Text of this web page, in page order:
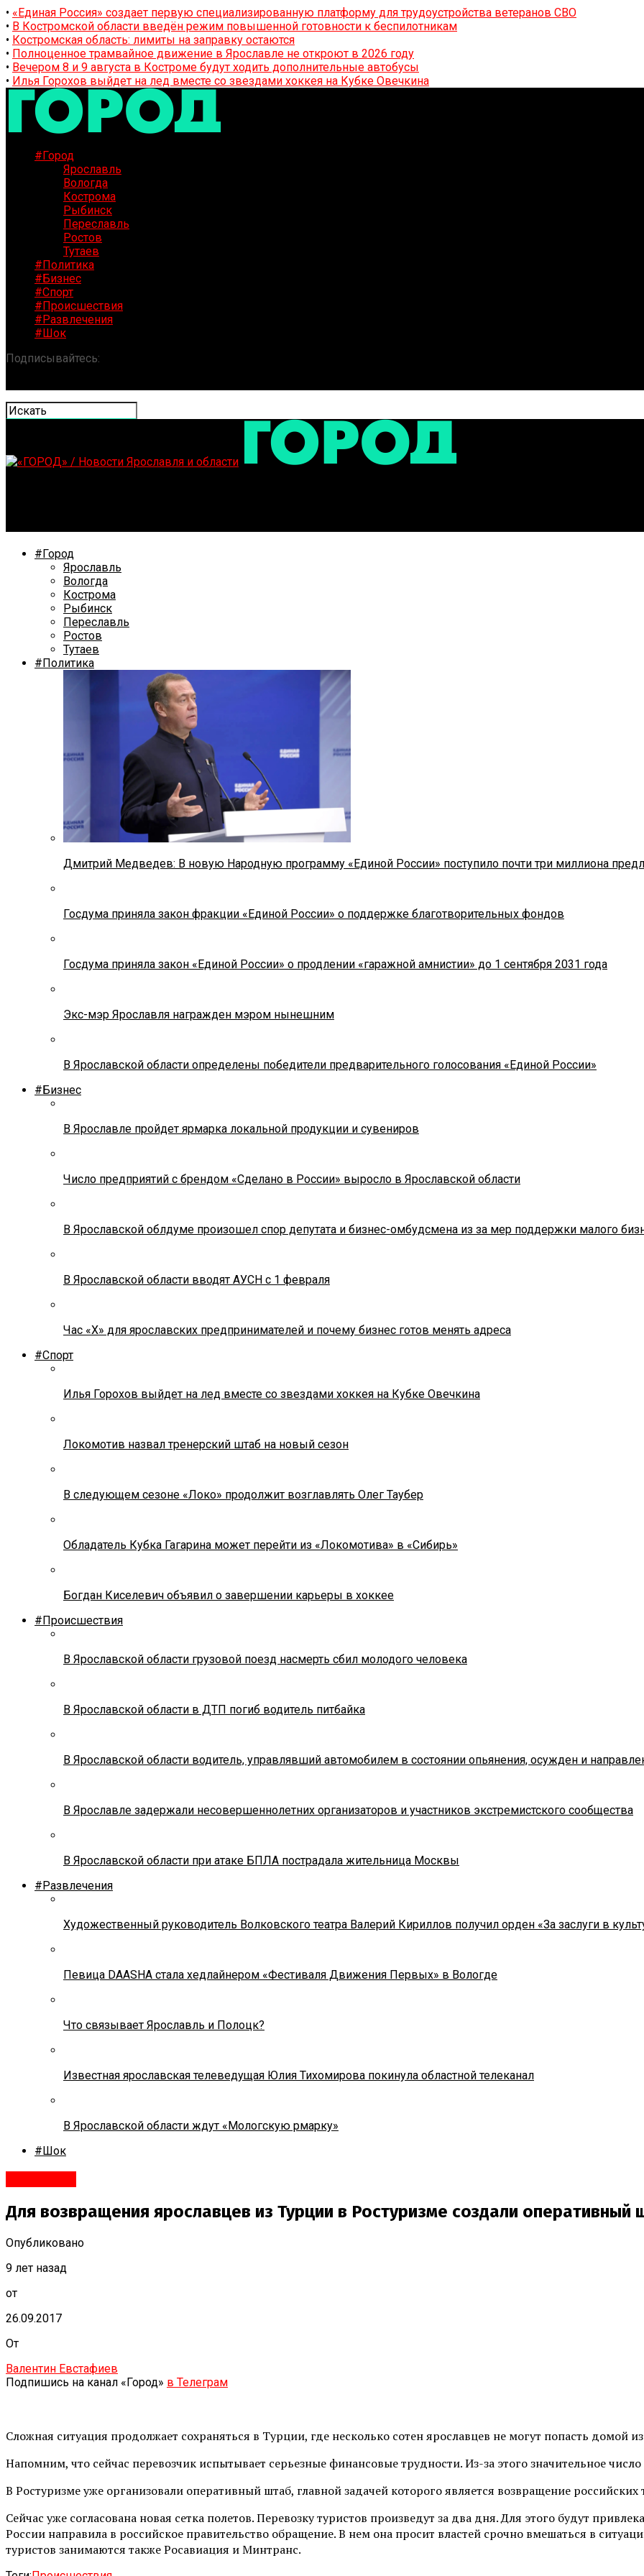
• «Единая Россия» создает первую специализированную платформу для трудоустройства ветеранов СВО
• В Костромской области введён режим повышенной готовности к беспилотникам
• Костромская область: лимиты на заправку остаются
• Полноценное трамвайное движение в Ярославле не откроют в 2026 году
• Вечером 8 и 9 августа в Костроме будут ходить дополнительные автобусы
• Илья Горохов выйдет на лед вместе со звездами хоккея на Кубке Овечкина
#Город
Ярославль
Вологда
Кострома
Рыбинск
Переславль
Ростов
Тутаев
#Политика
#Бизнес
#Спорт
#Происшествия
#Развлечения
#Шок
Подписывайтесь:
#Город
Ярославль
Вологда
Кострома
Рыбинск
Переславль
Ростов
Тутаев
#Политика
Дмитрий Медведев: В новую Народную программу «Единой России» поступило почти три миллиона
Госдума приняла закон фракции «Единой России» о поддержке благотворительных фондов
Госдума приняла закон «Единой России» о продлении «гаражной амнистии» до 1 сентября 2031 года
Экс-мэр Ярославля награжден мэром нынешним
В Ярославской области определены победители предварительного голосования «Единой России»
#Бизнес
В Ярославле пройдет ярмарка локальной продукции и сувениров
Число предприятий с брендом «Сделано в России» выросло в Ярославской области
В Ярославской облдуме произошел спор депутата и бизнес-омбудсмена из за мер поддержки малого
В Ярославской области вводят АУСН с 1 февраля
Час «Х» для ярославских предпринимателей и почему бизнес готов менять адреса
#Спорт
Илья Горохов выйдет на лед вместе со звездами хоккея на Кубке Овечкина
Локомотив назвал тренерский штаб на новый сезон
В следующем сезоне «Локо» продолжит возглавлять Олег Таубер
Обладатель Кубка Гагарина может перейти из «Локомотива» в «Сибирь»
Богдан Киселевич объявил о завершении карьеры в хоккее
#Происшествия
В Ярославской области грузовой поезд насмерть сбил молодого человека
В Ярославской области в ДТП погиб водитель питбайка
В Ярославской области водитель, управлявший автомобилем в состоянии опьянения, осужден и
В Ярославле задержали несовершеннолетних организаторов и участников экстремистского сообщества
В Ярославской области при атаке БПЛА пострадала жительница Москвы
#Развлечения
Художественный руководитель Волковского театра Валерий Кириллов получил орден «За заслуги в
Певица DAASHA стала хедлайнером «Фестиваля Движения Первых» в Вологде
Что связывает Ярославль и Полоцк?
Известная ярославская телеведущая Юлия Тихомирова покинула областной телеканал
В Ярославской области ждут «Мологскую рмарку»
#Шок
Для возвращения ярославцев из Турции в Ростуризме создали оперативный
Опубликовано
9 лет назад
от
26.09.2017
От
Валентин Евстафиев
Подпишись на канал «Город» в Телеграм
Сложная ситуация продолжает сохраняться в Турции, где несколько сотен ярославцев не могут попасть
Напомним, что сейчас перевозчик испытывает серьезные финансовые трудности. Из-за этого значительное
В Ростуризме уже организовали оперативный штаб, главной задачей которого является возвращение
Сейчас уже согласована новая сетка полетов. Перевозку туристов произведут за два дня. Для этого будут
России направила в российское правительство обращение. В нем она просит властей срочно вмешаться в
туристов занимаются также Росавиация и Минтранс.